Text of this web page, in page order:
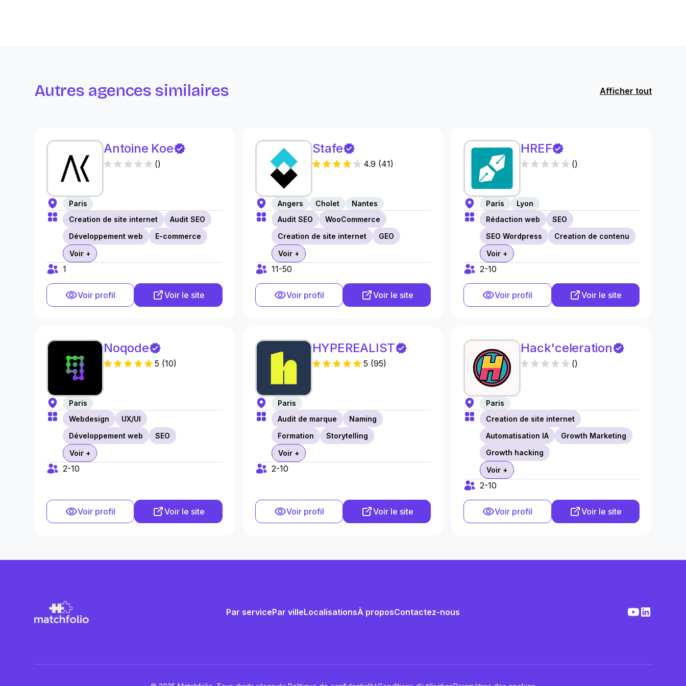
Autres agences similaires Afficher tout
Antoine Koe
()
Paris
Creation de site internet
Audit SEO
Développement web
E-commerce
Voir +
1
Voir profil Voir le site
Stafe
4.9 (41)
Angers Cholet
Nantes
Audit SEO
WooCommerce
Creation de site internet
GEO
Voir +
11-50
Voir profil Voir le site
HREF
()
Paris
Lyon
Rédaction web
SEO
SEO Wordpress
Creation de contenu
Voir +
2-10
Voir profil Voir le site
Noqode
5 (10)
Paris
Webdesign
UX/UI
Développement web
SEO
Voir +
2-10
Voir profil Voir le site
HYPEREALIST
5 (95)
Paris
Audit de marque
Naming
Formation
Storytelling
Voir +
2-10
Voir profil Voir le site
Hack'celeration
()
Paris
Creation de site internet
Automatisation IA
Growth Marketing
Growth hacking
Voir +
2-10
Voir profil Voir le site
Par servicePar villeLocalisationsÀ proposContactez-nous